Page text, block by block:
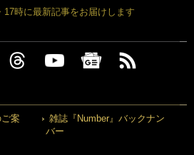
17時に最新記事をお届けします
案
雑誌『Number』バックナン
バー